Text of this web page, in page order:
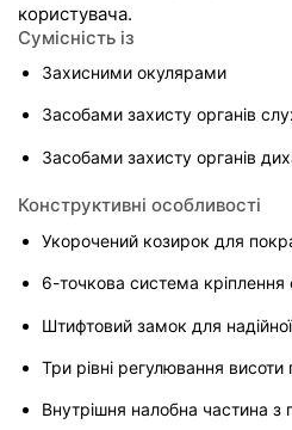
користувача.
Сумісність із
Захисними окулярами
Засобами захисту органів
Засобами захисту органів
Конструктивні особливості
Укорочений козирок для
6-точкова система кріплення
Штифтовий замок для надійної
Три рівні регулювання висоти
Внутрішня налобна частина з